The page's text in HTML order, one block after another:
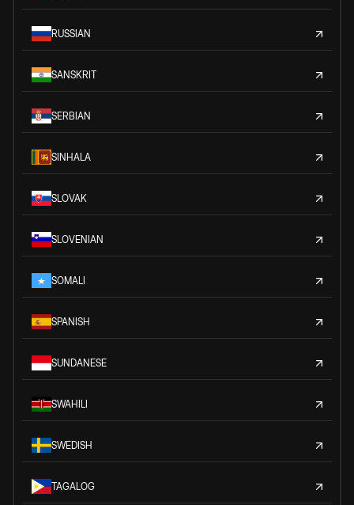
RUSSIAN
SANSKRIT
SERBIAN
SINHALA
SLOVAK
SLOVENIAN
SOMALI
SPANISH
SUNDANESE
SWAHILI
SWEDISH
TAGALOG